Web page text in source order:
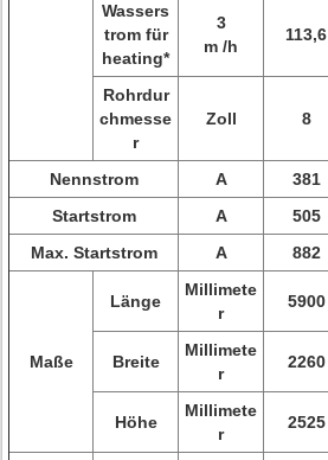
Wassers
trom für
heating*
3
m /h
113,6
Rohrdur
chmesse
r
Zoll 8
Nennstrom A 381
Startstrom
A 505
Max. Startstrom
A 882
Maße
Länge
Millimete
r
5900
Breite
Millimete
r
2260
Höhe
Millimete
r
2525